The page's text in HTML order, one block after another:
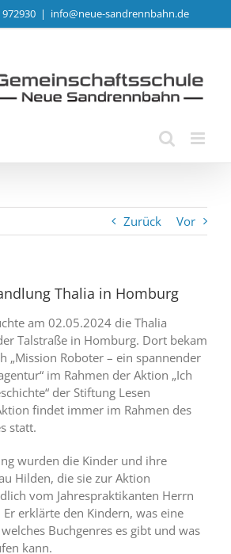
| info@neue-sandrennbahn.de
Zurück Vor
Thalia in Homburg
am 02.05.2024 die Thalia
Talstraße in Homburg. Dort bekam
„Mission Roboter – ein spannender
im Rahmen der Aktion „Ich
der Stiftung Lesen
findet immer im Rahmen des
statt.
wurden die Kinder und ihre
Hilden, die sie zur Aktion
vom Jahrespraktikanten Herrn
erklärte den Kindern, was eine
Buchgenres es gibt und was
kann.